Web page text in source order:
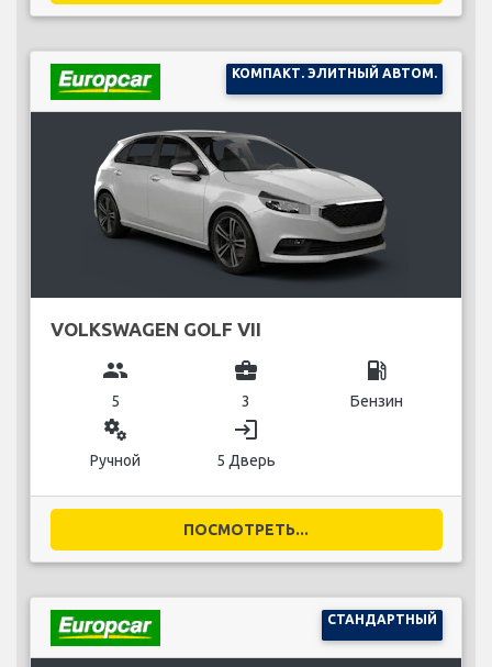
КОМПАКТ. ЭЛИТНЫЙ АВТОМ.
VOLKSWAGEN GOLF VII
group
5
business_center
3
local_gas_station
Бензин
miscellaneous_services
Ручной
login
5 Дверь
ПОСМОТРЕТЬ...
СТАНДАРТНЫЙ